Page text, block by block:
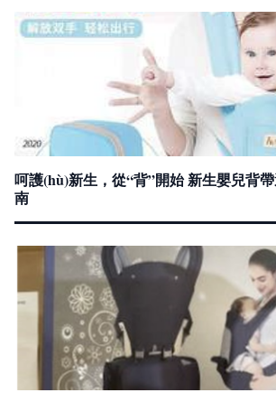
呵護(hù)新生，從“背”開始 新生嬰兒背
南